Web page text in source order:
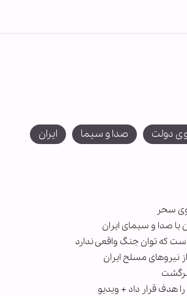
دولت صدا و سیما ایران
سحر
با صدا و سیمای ایران
که توان جنگ واقعی ندارد
نیروهای مسلح ایران
هدف قرار داد + ویدیو